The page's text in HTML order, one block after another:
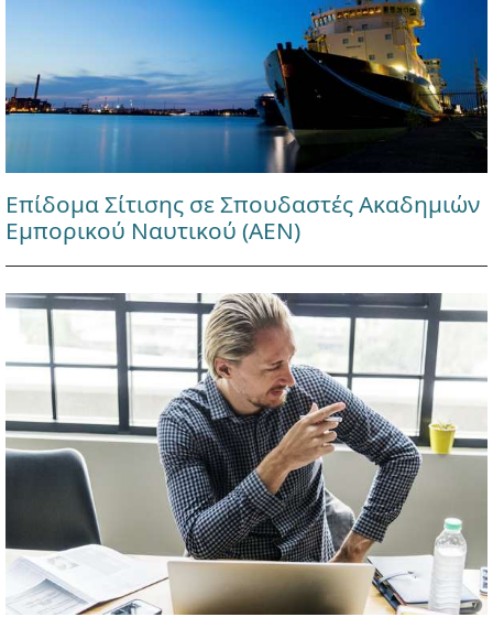
Επίδομα Σίτισης σε Σπουδαστές Ακαδημιών
Εμπορικού Ναυτικού (ΑΕΝ)